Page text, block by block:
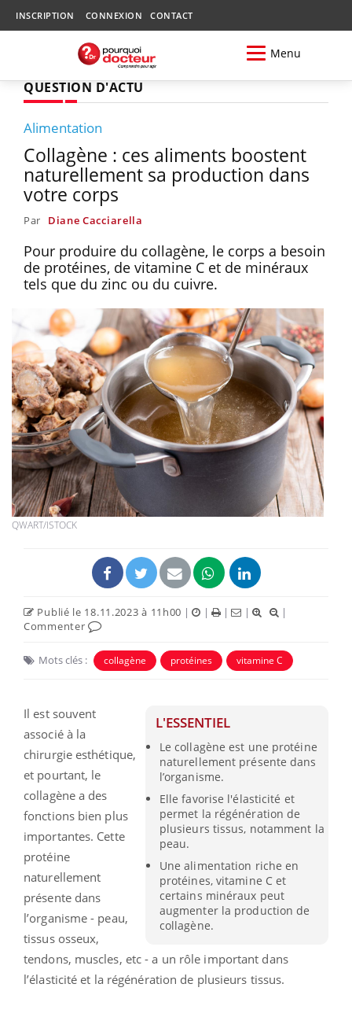
INSCRIPTION CONNEXION CONTACT
Menu
QUESTION D'ACTU
Alimentation
Collagène : ces aliments boostent
naturellement sa production dans
votre corps
Par Diane Cacciarella
Pour produire du collagène, le corps a besoin
de protéines, de vitamine C et de minéraux
tels que du zinc ou du cuivre.
QWART/ISTOCK
Publié le 18.11.2023 à 11h00 | | | |
|
Commenter
Mots clés : collagène protéines vitamine C
L'ESSENTIEL
Le collagène est une protéine
naturellement présente dans
l’organisme.
Elle favorise l'élasticité et
permet la régénération de
plusieurs tissus, notamment la
peau.
Une alimentation riche en
protéines, vitamine C et
certains minéraux peut
augmenter la production de
collagène.
Il est souvent
associé à la
chirurgie esthétique,
et pourtant, le
collagène a des
fonctions bien plus
importantes. Cette
protéine
naturellement
présente dans
l’organisme - peau,
tissus osseux,
tendons, muscles, etc - a un rôle important dans
l’élasticité et la régénération de plusieurs tissus.